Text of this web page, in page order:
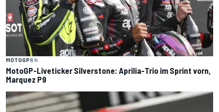
MOTOGP6 h
MotoGP-Liveticker Silverstone: Aprilia-Trio im Sprint vorn,
Marquez P9